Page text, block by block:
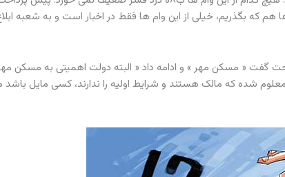
بگذریم، خیلی از این وام ها فقط در اخبار است و به شعبه
گفت « مسکن مهر » و ادامه داد « البته دولت اهمیتی به مسکن
شده که مالک هستند و شرایط اولیه را ندارند، کسی مایل باشد